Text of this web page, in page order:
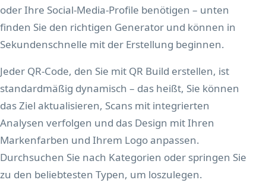
oder Ihre Social-Media-Profile benötigen – unten
finden Sie den richtigen Generator und können in
Sekundenschnelle mit der Erstellung beginnen.
Jeder QR-Code, den Sie mit QR Build erstellen, ist
standardmäßig dynamisch – das heißt, Sie können
das Ziel aktualisieren, Scans mit integrierten
Analysen verfolgen und das Design mit Ihren
Markenfarben und Ihrem Logo anpassen.
Durchsuchen Sie nach Kategorien oder springen Sie
zu den beliebtesten Typen, um loszulegen.